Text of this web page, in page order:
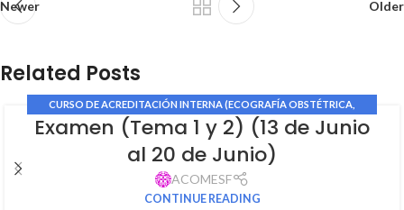
Newer Older
Related Posts
CURSO DE ACREDITACIÓN INTERNA (ECOGRAFÍA OBSTÉTRICA,
GINECOLÓGICA Y DOPPLER MATERNO FETAL)
Examen (Tema 1 y 2) (13 de Junio
al 20 de Junio)
ACOMESF
CONTINUE READING